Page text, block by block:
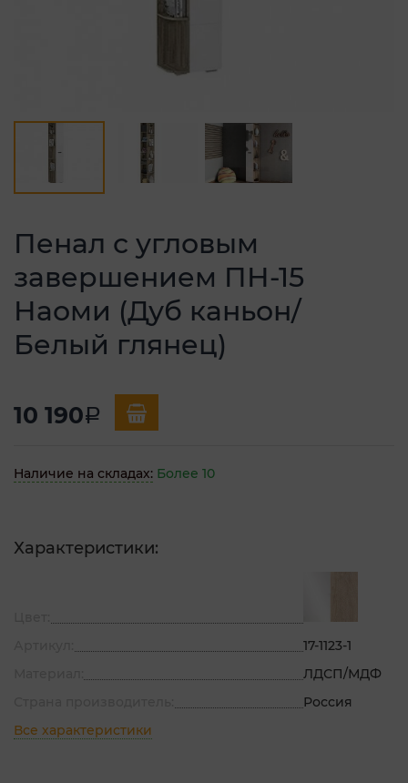
Пенал с угловым
завершением ПН-15
Наоми (Дуб каньон/
Белый глянец)
10 190a
Наличие на складах: Более 10
Характеристики:
17-1123-1
ЛДСП/МДФ
Россия
Все характеристики